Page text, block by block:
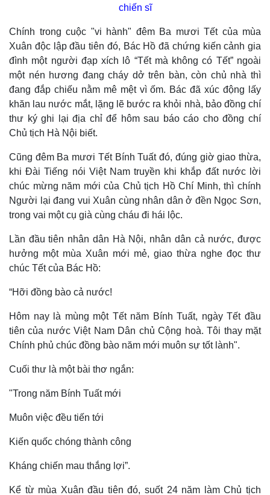
Kinh tế
Bất động sản
Khởi nghiệp
Thị trường
Giá vàng
Tiêu dùng
Tỷ giá
Chứng khoán
chiến sĩ
Chính trong cuộc "vi hành" đêm Ba mươi Tết của mùa
Xuân độc lập đầu tiên đó, Bác Hồ đã chứng kiến cảnh gia
đình một người đạp xích lô “Tết mà không có Tết” ngoài
một nén hương đang cháy dở trên bàn, còn chủ nhà thì
đang đắp chiếu nằm mê mệt vì ốm. Bác đã xúc động lấy
khăn lau nước mắt, lặng lẽ bước ra khỏi nhà, bảo đồng chí
thư ký ghi lại địa chỉ để hôm sau báo cáo cho đồng chí
Chủ tịch Hà Nội biết.
Cũng đêm Ba mươi Tết Bính Tuất đó, đúng giờ giao thừa,
khi Đài Tiếng nói Việt Nam truyền khi khắp đất nước lời
chúc mừng năm mới của Chủ tịch Hồ Chí Minh, thì chính
Người lại đang vui Xuân cùng nhân dân ở đền Ngọc Sơn,
trong vai một cụ già cùng cháu đi hái lộc.
Lần đầu tiên nhân dân Hà Nội, nhân dân cả nước, được
hưởng một mùa Xuân mới mẻ, giao thừa nghe đọc thư
chúc Tết của Bác Hồ:
“Hỡi đồng bào cả nước!
Hôm nay là mùng một Tết năm Bính Tuất, ngày Tết đầu
tiên của nước Việt Nam Dân chủ Cộng hoà. Tôi thay mặt
Chính phủ chúc đồng bào năm mới muôn sự tốt lành".
Cuối thư là một bài thơ ngắn:
"Trong năm Bính Tuất mới
Muôn việc đều tiến tới
Kiến quốc chóng thành công
Kháng chiến mau thắng lợi”.
Kể từ mùa Xuân đầu tiên đó, suốt 24 năm làm Chủ tịch